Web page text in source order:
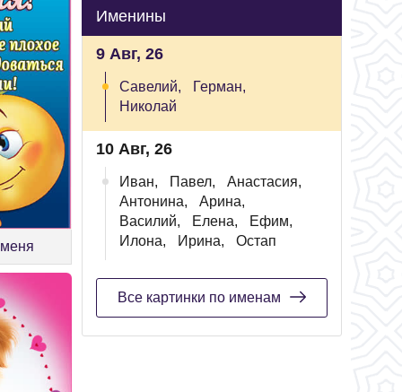
Именины
9 Авг, 26
Савелий,
Герман,
Николай
10 Авг, 26
Иван, Павел,
Анастасия,
Антонина,
Арина,
Василий,
Елена,
Ефим,
Илона,
Ирина, Остап
Все картинки по именам